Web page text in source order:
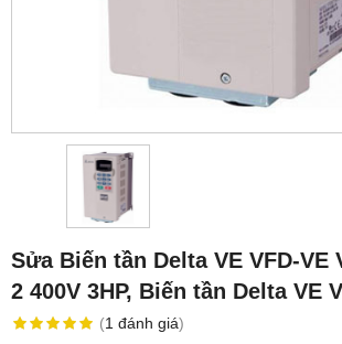
Sửa Biến tần Delta VE VFD-VE
2 400V 3HP, Biến tần Delta VE
(1 đánh giá)